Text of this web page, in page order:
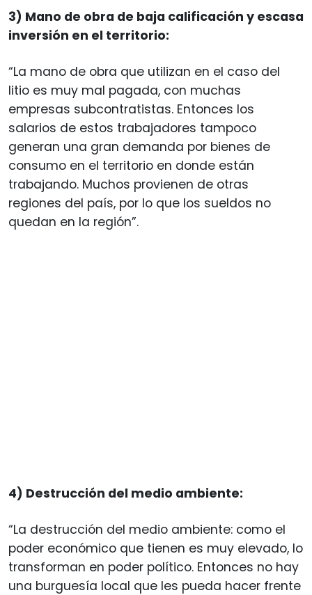
3) Mano de obra de baja calificación y escasa
inversión en el territorio:
“La mano de obra que utilizan en el caso del
litio es muy mal pagada, con muchas
empresas subcontratistas. Entonces los
salarios de estos trabajadores tampoco
generan una gran demanda por bienes de
consumo en el territorio en donde están
trabajando. Muchos provienen de otras
regiones del país, por lo que los sueldos no
quedan en la región”.
4) Destrucción del medio ambiente:
“La destrucción del medio ambiente: como el
poder económico que tienen es muy elevado, lo
transforman en poder político. Entonces no hay
una burguesía local que les pueda hacer frente